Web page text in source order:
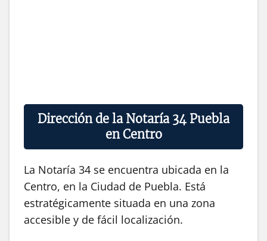
Dirección de la Notaría 34 Puebla
en Centro
La Notaría 34 se encuentra ubicada en la
Centro, en la Ciudad de Puebla. Está
estratégicamente situada en una zona
accesible y de fácil localización.